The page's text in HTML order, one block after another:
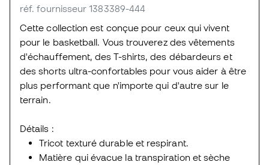
réf. fournisseur 1383389-444
Cette collection est conçue pour ceux qui vivent
pour le basketball. Vous trouverez des vêtements
d'échauffement, des T-shirts, des débardeurs et
des shorts ultra-confortables pour vous aider à être
plus performant que n'importe qui d'autre sur le
terrain.
Détails :
Tricot texturé durable et respirant.
Matière qui évacue la transpiration et sèche